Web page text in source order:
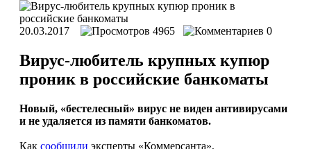
20.03.2017 4965 0
Вирус-любитель крупных купюр
проник в российские банкоматы
Новый, «бестелесный» вирус не виден антивирусами
и не удаляется из памяти банкоматов.
Как сообщили эксперты «Коммерсанта»,